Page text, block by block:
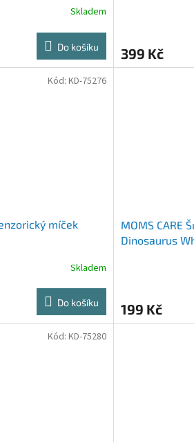
Skladem
Do košíku 399 Kč
míček
Skladem
Do košíku
Kód: KD-75276
MOMS CARE
Dinosaurus
199 Kč
Kód: KD-75280